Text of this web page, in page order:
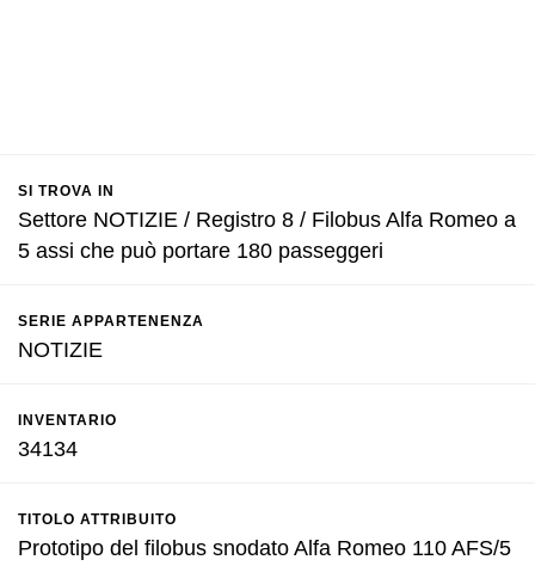
SI TROVA IN
Settore NOTIZIE / Registro 8 / Filobus Alfa Romeo a
5 assi che può portare 180 passeggeri
SERIE APPARTENENZA
NOTIZIE
INVENTARIO
34134
TITOLO ATTRIBUITO
Prototipo del filobus snodato Alfa Romeo 110 AFS/5